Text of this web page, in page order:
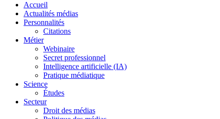
Accueil
Actualités médias
Personnalités
Citations
Métier
Webinaire
Secret professionnel
Intelligence artificielle (IA)
Pratique médiatique
Science
Études
Secteur
Droit des médias